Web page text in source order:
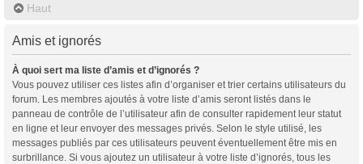
Haut
Amis et ignorés
À quoi sert ma liste d’amis et d’ignorés ?
Vous pouvez utiliser ces listes afin d’organiser et trier certains utilisateurs du
forum. Les membres ajoutés à votre liste d’amis seront listés dans le
panneau de contrôle de l’utilisateur afin de consulter rapidement leur statut
en ligne et leur envoyer des messages privés. Selon le style utilisé, les
messages publiés par ces utilisateurs peuvent éventuellement être mis en
surbrillance. Si vous ajoutez un utilisateur à votre liste d’ignorés, tous les